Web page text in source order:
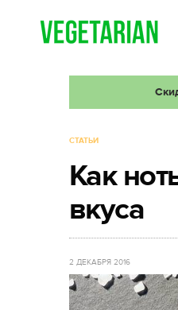
СТАТЬИ
Как
вкуса
2 ДЕКАБРЯ 2016